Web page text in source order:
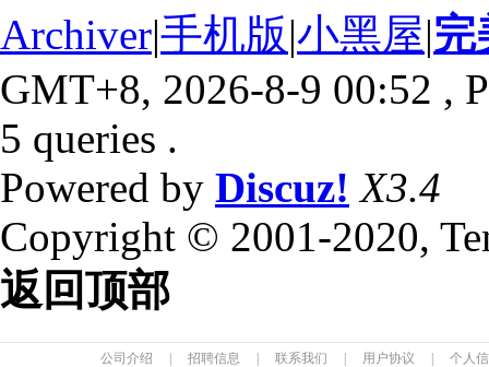
Archiver|手机版|小黑屋|完
GMT+8, 2026-8-9 00:52 ,
5 queries .
Powered by Discuz! X3.4
Copyright © 2001-2020,
返回顶部
公司介绍 招聘信息 联系我们 用户协议 个人